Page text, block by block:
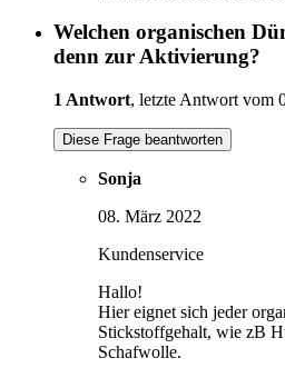
Welchen organischen
denn zur Aktivierung?
1 Antwort, letzte Antwort vom
Diese Frage beantworten
Sonja
08. März 2022
Kundenservice
Hallo!
Hier eignet sich jeder
Stickstoffgehalt, wie zB
Schafwolle.